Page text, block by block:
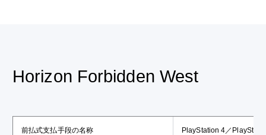
Horizon Forbidden West
前払式支払手段の名称
PlayStation 4／